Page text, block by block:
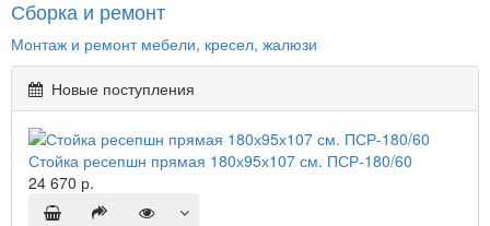
Сборка и ремонт
Монтаж и ремонт мебели, кресел, жалюзи
Новые поступления
Стойка ресепшн прямая 180х95х107 см. ПСР-180/60
24 670 р.